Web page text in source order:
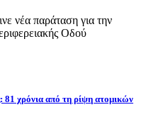
νέα παράταση για την
Οδού
81 χρόνια από τη ρίψη ατομικών